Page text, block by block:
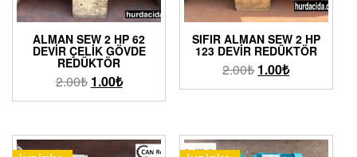
ALMAN SEW 2 HP 62
DEVIR ÇELIK GÖVDE
REDÜKTÖR
2.00₺ 1.00₺
SIFIR ALMAN SEW 2 HP
123 DEVIR REDÜKTÖR
2.00₺ 1.00₺